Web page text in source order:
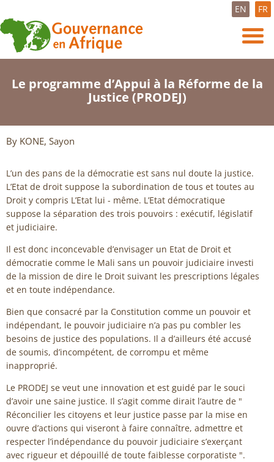
EN FR
Le programme d’Appui à la Réforme de la
Justice (PRODEJ)
By KONE, Sayon
L’un des pans de la démocratie est sans nul doute la justice.
L’Etat de droit suppose la subordination de tous et toutes au
Droit y compris L’Etat lui - même. L’Etat démocratique
suppose la séparation des trois pouvoirs : exécutif, législatif
et judiciaire.
Il est donc inconcevable d’envisager un Etat de Droit et
démocratie comme le Mali sans un pouvoir judiciaire investi
de la mission de dire le Droit suivant les prescriptions légales
et en toute indépendance.
Bien que consacré par la Constitution comme un pouvoir et
indépendant, le pouvoir judiciaire n’a pas pu combler les
besoins de justice des populations. Il a d’ailleurs été accusé
de soumis, d’incompétent, de corrompu et même
inapproprié.
Le PRODEJ se veut une innovation et est guidé par le souci
d’avoir une saine justice. Il s’agit comme dirait l’autre de "
Réconcilier les citoyens et leur justice passe par la mise en
ouvre d’actions qui viseront à faire connaître, admettre et
respecter l’indépendance du pouvoir judiciaire s’exerçant
avec rigueur et dépouillé de toute faiblesse corporatiste ".